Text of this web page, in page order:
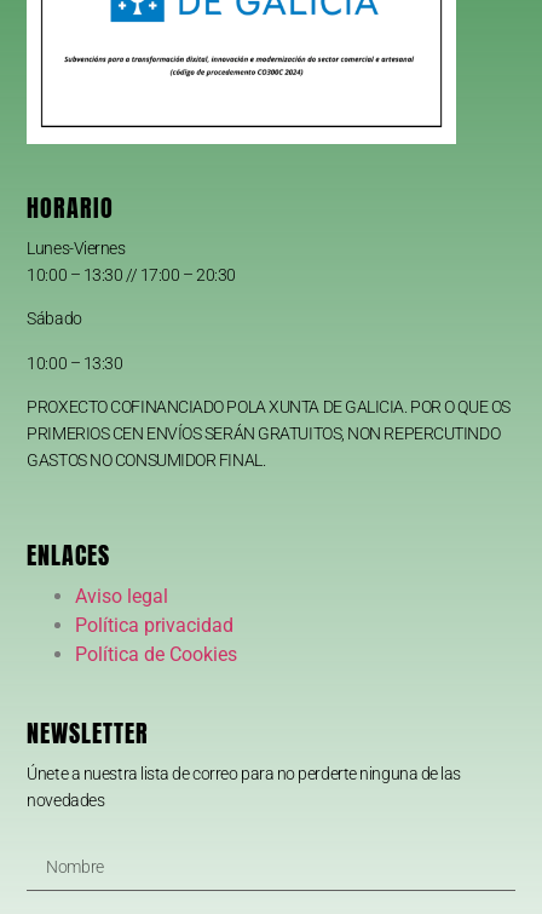
HORARIO
Lunes-Viernes
10:00 – 13:30 // 17:00 – 20:30
Sábado
10:00 – 13:30
PROXECTO COFINANCIADO POLA XUNTA DE GALICIA. POR O QUE OS
PRIMERIOS CEN ENVÍOS SERÁN GRATUITOS, NON REPERCUTINDO
GASTOS NO CONSUMIDOR FINAL.
ENLACES
Aviso legal
Política privacidad
Política de Cookies
NEWSLETTER
Únete a nuestra lista de correo para no perderte ninguna de las
novedades